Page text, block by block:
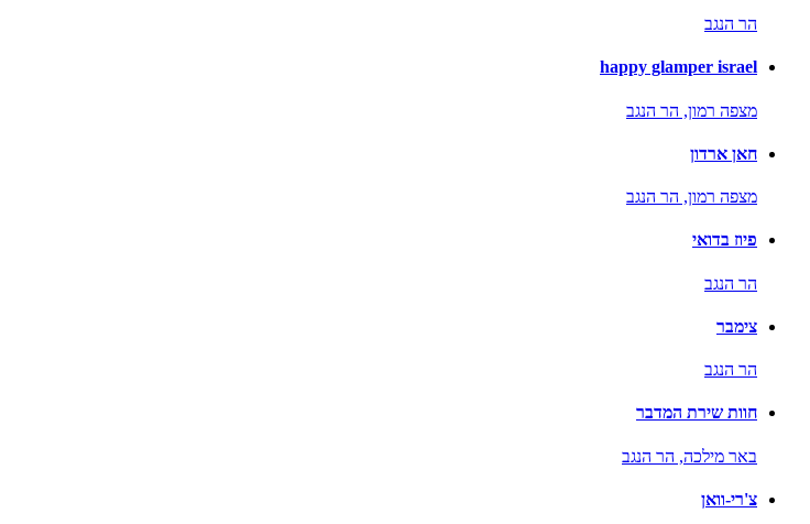
הר הנגב
happy glamper israel
מצפה רמון, הר הנגב
חאן ארדון
מצפה רמון, הר הנגב
פיוז בדואי
הר הנגב
צימבר
הר הנגב
חוות שירת המדבר
באר מילכה, הר הנגב
צ'רי-וואן